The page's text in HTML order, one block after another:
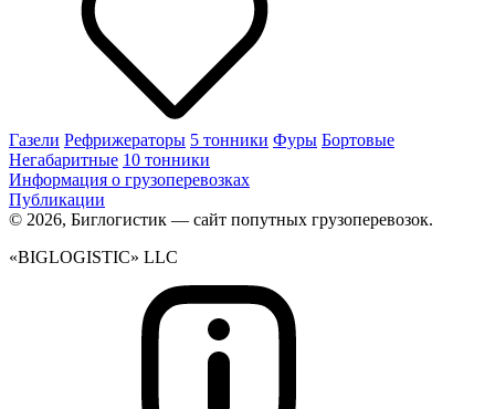
Газели Рефрижераторы 5 тонники Фуры Бортовые
Негабаритные 10 тонники
Информация о грузоперевозках
Публикации
© 2026, Биглогистик — сайт попутных грузоперевозок.
«BIGLOGISTIC» LLC